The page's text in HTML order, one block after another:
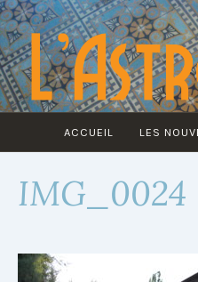
Accéder
au
contenu
principal
ACCUEIL LES
IMG_0024